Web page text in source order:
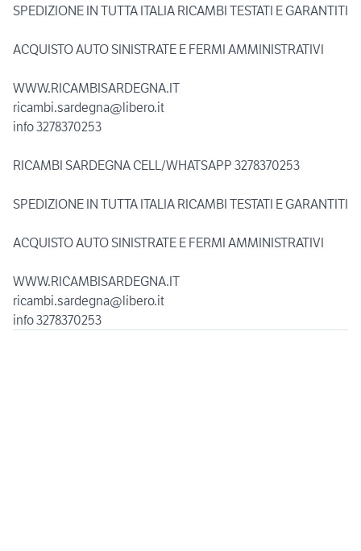
SPEDIZIONE IN TUTTA ITALIA RICAMBI TESTATI E GARANTITI
ACQUISTO AUTO SINISTRATE E FERMI AMMINISTRATIVI
WWW.RICAMBISARDEGNA.IT
ricambi.sardegna@libero.it
info 3278370253
RICAMBI SARDEGNA CELL/WHATSAPP 3278370253
SPEDIZIONE IN TUTTA ITALIA RICAMBI TESTATI E GARANTITI
ACQUISTO AUTO SINISTRATE E FERMI AMMINISTRATIVI
WWW.RICAMBISARDEGNA.IT
ricambi.sardegna@libero.it
info 3278370253